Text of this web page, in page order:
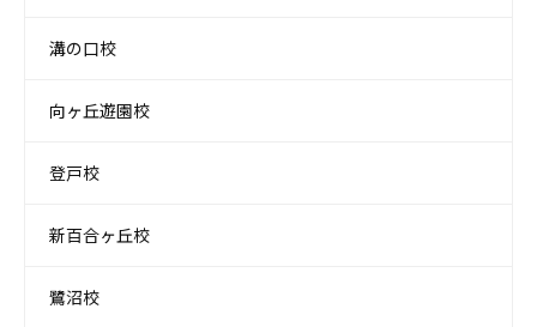
溝の口校
向ヶ丘遊園校
登戸校
新百合ヶ丘校
鷺沼校